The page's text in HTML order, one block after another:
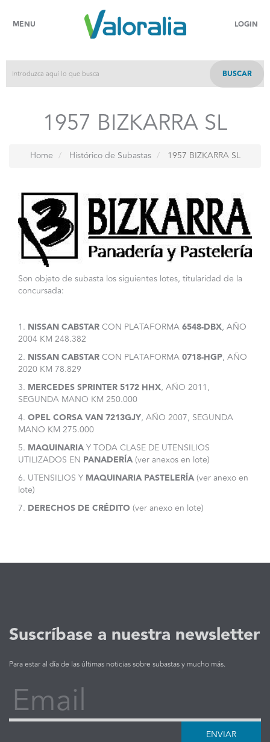
MENU LOGIN
BUSCAR
1957 BIZKARRA SL
Home Histórico de Subastas 1957 BIZKARRA SL
Son objeto de subasta los siguientes lotes, titularidad de la
concursada:
1. NISSAN CABSTARCON PLATAFORMA6548-DBX, AÑO
2004 KM 248.382
2. NISSAN CABSTARCON PLATAFORMA0718-HGP, AÑO
2020 KM 78.829
3. MERCEDES SPRINTER5172 HHX, AÑO 2011,
SEGUNDA MANO KM 250.000
4. OPEL CORSA VAN 7213GJY, AÑO 2007, SEGUNDA
MANO KM 275.000
5. MAQUINARIAY TODA CLASE DE UTENSILIOS
UTILIZADOS EN PANADERÍA(ver anexos en lote)
6. UTENSILIOS Y MAQUINARIA PASTELERÍA(ver anexo en
lote)
7. DERECHOS DE CRÉDITO (ver anexo en lote)
Suscríbase a nuestra newsletter
Para estar al día de las últimas noticias sobre subastas y mucho más.
Email
ENVIAR